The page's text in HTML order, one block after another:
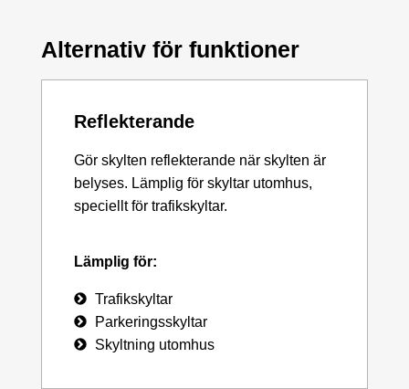
Alternativ för funktioner
Reflekterande
Gör skylten reflekterande när skylten är
belyses. Lämplig för skyltar utomhus,
speciellt för trafikskyltar.
Lämplig för:
Trafikskyltar
Parkeringsskyltar
Skyltning utomhus